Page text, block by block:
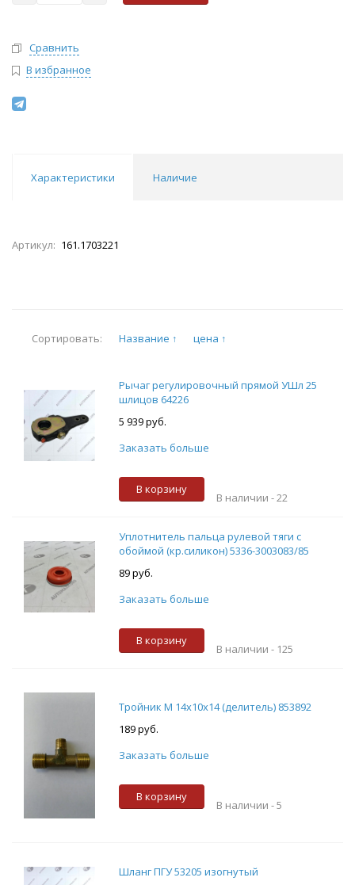
Сравнить
В избранное
Характеристики Наличие
Артикул: 161.1703221
Сортировать: Название ↑ цена ↑
Рычаг регулировочный прямой УШл 25
шлицов 64226
5 939 руб.
Заказать больше
В корзину
В наличии -22
Уплотнитель пальца рулевой тяги с
обоймой (кр.силикон) 5336-3003083/85
89 руб.
Заказать больше
В корзину
В наличии - 125
Тройник М 14х10х14 (делитель) 853892
189 руб.
Заказать больше
В корзину
В наличии -5
Шланг ПГУ 53205 изогнутый